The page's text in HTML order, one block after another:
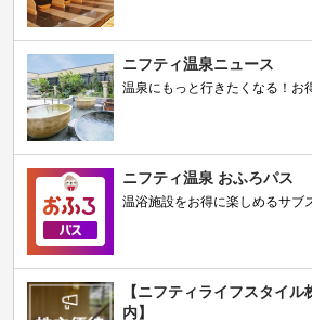
ニフティ温泉ニュース
温泉にもっと行きたくなる！お
ニフティ温泉 おふろパス
温浴施設をお得に楽しめるサブ
【ニフティライフスタイ
内】